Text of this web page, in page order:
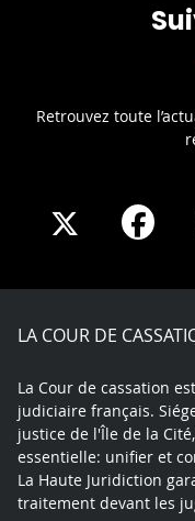
Retrouvez toute
Share
X
LA COUR DE
La Cour de cassation
judiciaire français.
justice de l'Île de la
essentielle: unifier et
La Haute Juridiction
traitement devant les